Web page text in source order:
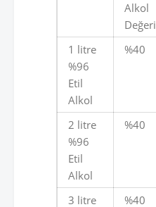
Alkol
Değeri
1 litre
%96
Etil
Alkol
%40
2 litre
%96
Etil
Alkol
%40
3 litre %40